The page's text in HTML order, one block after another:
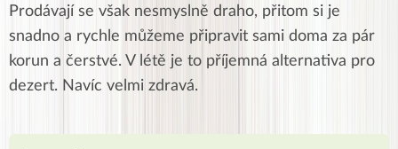
Prodávají se však nesmyslně draho, přitom si je
snadno a rychle můžeme připravit sami doma za pár
korun a čerstvé. V létě je to příjemná alternativa pro
dezert. Navíc velmi zdravá.